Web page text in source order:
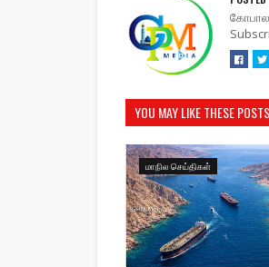
YOU MAY LIKE THESE POSTS
மாநில செய்திகள்